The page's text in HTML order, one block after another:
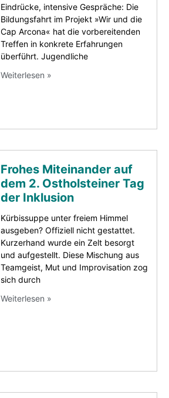
Eindrücke, intensive Gespräche: Die
Bildungsfahrt im Projekt »Wir und die
Cap Arcona« hat die vorbereitenden
Treffen in konkrete Erfahrungen
überführt. Jugendliche
Weiterlesen »
Frohes Miteinander auf
dem 2. Ostholsteiner Tag
der Inklusion
Kürbissuppe unter freiem Himmel
ausgeben? Offiziell nicht gestattet.
Kurzerhand wurde ein Zelt besorgt
und aufgestellt. Diese Mischung aus
Teamgeist, Mut und Improvisation zog
sich durch
Weiterlesen »